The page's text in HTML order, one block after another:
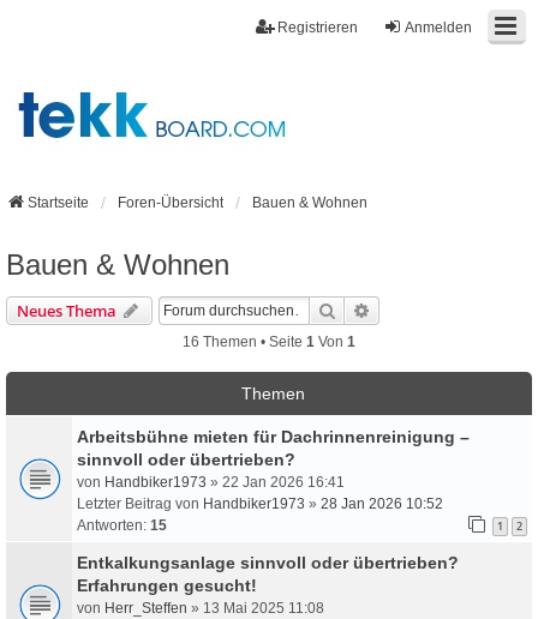
Anmelden
Registrieren
Startseite Foren-Übersicht Bauen & Wohnen
Bauen & Wohnen
Neues Thema Suche
16 Themen • Seite 1 Von 1
Themen
Arbeitsbühne mieten für Dachrinnenreinigung –
sinnvoll oder übertrieben?
von Handbiker1973 » 22 Jan 2026 16:41
Letzter Beitrag von Handbiker1973 » 28 Jan 2026 10:52
Antworten: 15 1 2
Entkalkungsanlage sinnvoll oder übertrieben?
Erfahrungen gesucht!
von Herr_Steffen » 13 Mai 2025 11:08